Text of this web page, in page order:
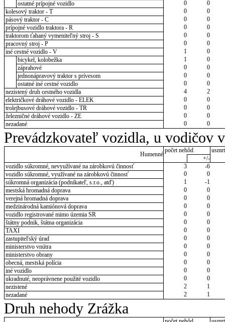
ostatné prípojné vozidlo
0
0
kolesový traktor - T
0
0
pásový traktor - C
0
0
prípojné vozidlo traktora - R
0
0
traktorom ťahaný vymeniteľný stroj - S
0
0
pracovný stroj - P
0
0
iné cestné vozidlo - V
1
0
bicykel, kolobežka
1
0
záprahové
0
0
jednonápravový traktor s prívesom
0
0
ostatné iné cestné vozidlo
0
0
nezistený druh cestného vozidla
4
2
električkové dráhové vozidlo - ELEK
0
0
trolejbusové dráhové vozidlo - TR
0
0
železničné dráhové vozidlo - ZE
0
0
nezadané
0 0
Prevádzkovateľ vozidla, u vodičov
Humenné
počet nehôd
+/-
vozidlo súkromné, nevyužívané na zárobkovú činnosť
3
-6
vozidlo súkromné, využívané na zárobkovú činnosť
0
0
súkromná organizácia (podnikateľ, s.r.o., atď)
1
-1
mestská hromadná doprava
0
0
verejná hromadná doprava
0
0
medzinárodná kamiónová doprava
0
0
vozidlo registrované mimo územia SR
0
0
štátny podnik, štátna organizácia
0
0
TAXI
0
0
zastupiteľský úrad
0
0
ministerstvo vnútra
0
0
ministerstvo obrany
0
0
obecná, mestská polícia
0
0
iné vozidlo
0
0
ukradnuté, neoprávnene použité vozidlo
0
0
nezistené
2
1
nezadané
2 1
Druh nehody Zrážka